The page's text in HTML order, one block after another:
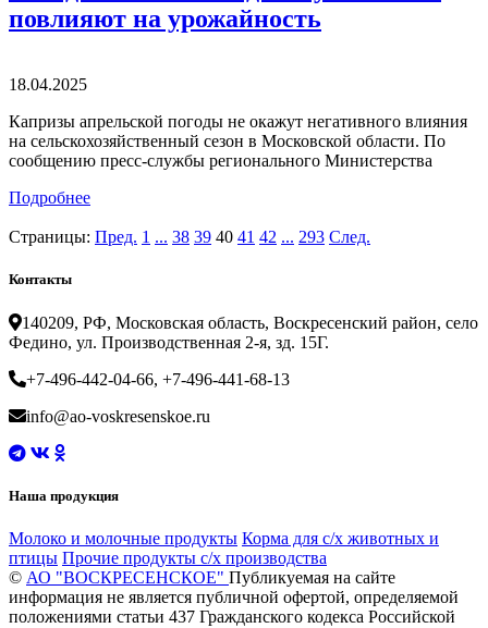
повлияют на урожайность
18.04.2025
Капризы апрельской погоды не окажут негативного влияния
на сельскохозяйственный сезон в Московской области. По
сообщению пресс-службы регионального Министерства
Подробнее
Страницы: Пред. 1 ... 38 39 40 41 42 ... 293 След.
Контакты
140209, РФ, Московская область, Воскресенский район, село
Федино, ул. Производственная 2-я, зд. 15Г.
+7-496-442-04-66, +7-496-441-68-13
info@ao-voskresenskoe.ru
Наша продукция
Молоко и молочные продукты Корма для с/х животных и
птицы Прочие продукты с/х производства
© АО "ВОСКРЕСЕНСКОЕ" Публикуемая на сайте
информация не является публичной офертой, определяемой
положениями статьи 437 Гражданского кодекса Российской